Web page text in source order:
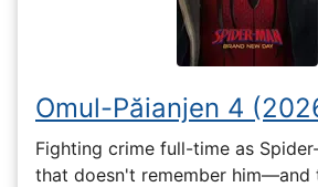
Omul-Păianjen 4
Fighting crime full-time as
that doesn't remember him—and